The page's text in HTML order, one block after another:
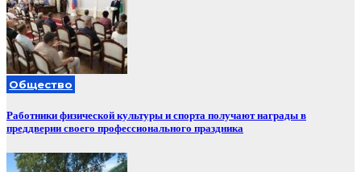
Общество
Работники физической культуры и спорта получают награды в
преддверии своего профессионального праздника